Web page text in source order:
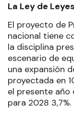
La Ley de Leyes
El proyecto de
nacional tiene
la disciplina
escenario de
una expansión
proyectada en
el presente año
para 2028 3,7%.